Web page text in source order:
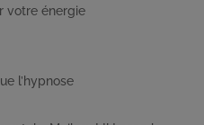
votre énergie
l’hypnose